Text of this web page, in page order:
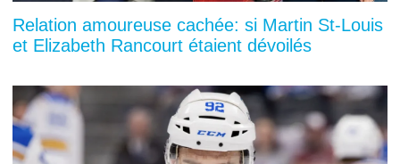
Relation amoureuse cachée: si Martin St-Louis
et Elizabeth Rancourt étaient dévoilés